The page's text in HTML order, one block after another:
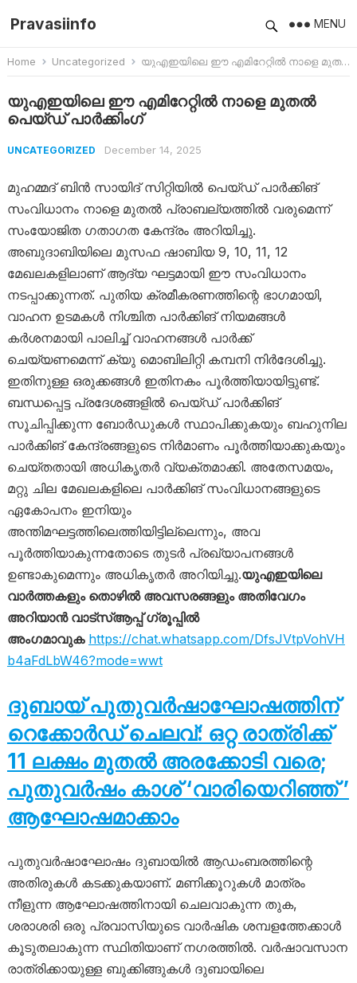
Pravasiinfo MENU
Home Uncategorized യുഎഇയിലെ ഈ എമിറേറ്റിൽ നാളെ മുതൽ പെയ്ഡ് പാർക്കിംഗ്
യുഎഇയിലെ ഈ എമിറേറ്റിൽ നാളെ മുതൽ
പെയ്ഡ് പാർക്കിംഗ്
UNCATEGORIZED December 14, 2025
മുഹമ്മദ് ബിൻ സായിദ് സിറ്റിയിൽ പെയ്ഡ് പാർക്കിങ്
സംവിധാനം നാളെ മുതൽ പ്രാബല്യത്തിൽ വരുമെന്ന്
സംയോജിത ഗതാഗത കേന്ദ്രം അറിയിച്ചു.
അബുദാബിയിലെ മുസഫ ഷാബിയ 9, 10, 11, 12
മേഖലകളിലാണ് ആദ്യ ഘട്ടമായി ഈ സംവിധാനം
നടപ്പാക്കുന്നത്. പുതിയ ക്രമീകരണത്തിന്റെ ഭാഗമായി,
വാഹന ഉടമകൾ നിശ്ചിത പാർക്കിങ് നിയമങ്ങൾ
കർശനമായി പാലിച്ച് വാഹനങ്ങൾ പാർക്ക്
ചെയ്യണമെന്ന് ക്യു മൊബിലിറ്റി കമ്പനി നിർദേശിച്ചു.
ഇതിനുള്ള ഒരുക്കങ്ങൾ ഇതിനകം പൂർത്തിയായിട്ടുണ്ട്.
ബന്ധപ്പെട്ട പ്രദേശങ്ങളിൽ പെയ്ഡ് പാർക്കിങ്
സൂചിപ്പിക്കുന്ന ബോർഡുകൾ സ്ഥാപിക്കുകയും ബഹുനില
പാർക്കിങ് കേന്ദ്രങ്ങളുടെ നിർമാണം പൂര്‍ത്തിയാക്കുകയും
ചെയ്തതായി അധികൃതർ വ്യക്തമാക്കി. അതേസമയം,
മറ്റു ചില മേഖലകളിലെ പാർക്കിങ് സംവിധാനങ്ങളുടെ
ഏകോപനം ഇനിയും
അന്തിമഘട്ടത്തിലെത്തിയിട്ടില്ലെന്നും, അവ
പൂർത്തിയാകുന്നതോടെ തുടർ പ്രഖ്യാപനങ്ങൾ
ഉണ്ടാകുമെന്നും അധികൃതർ അറിയിച്ചു.യുഎഇയിലെ
വാർത്തകളും തൊഴിൽ അവസരങ്ങളും അതിവേഗം
അറിയാൻ വാട്സ്ആപ്പ് ഗ്രൂപ്പിൽ
അംഗമാവുക https://chat.whatsapp.com/DfsJVtpVohVH
b4aFdLbW46?mode=wwt
ദുബായ് പുതുവർഷാഘോഷത്തിന്
റെക്കോർഡ് ചെലവ്: ഒറ്റ രാത്രിക്ക്
11 ലക്ഷം മുതൽ അരക്കോടി വരെ;
പുതുവർഷം കാശ് ‘വാരിയെറിഞ്ഞ് ’
ആഘോഷമാക്കാം
പുതുവർഷാഘോഷം ദുബായിൽ ആഡംബരത്തിന്റെ
അതിരുകൾ കടക്കുകയാണ്. മണിക്കൂറുകൾ മാത്രം
നീളുന്ന ആഘോഷത്തിനായി ചെലവാകുന്ന തുക,
ശരാശരി ഒരു പ്രവാസിയുടെ വാർഷിക ശമ്പളത്തേക്കാൾ
കൂടുതലാകുന്ന സ്ഥിതിയാണ് നഗരത്തിൽ. വർഷാവസാന
രാത്രിക്കായുള്ള ബുക്കിങ്ങുകൾ ദുബായിലെ